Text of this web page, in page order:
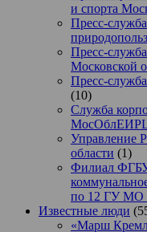
и спорта
Пресс-
Пресс-
Московской
Пресс-
(10)
Служба
Управление
области (1)
Филиал
по 12 ГУ МО
Известные люди
«Марш